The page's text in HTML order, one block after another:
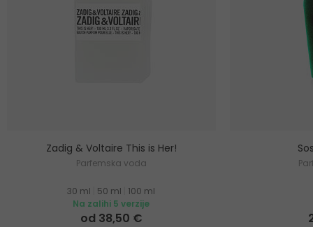
Zadig & Voltaire This is Her!
Parfemska voda
30 ml 50 ml
100 ml
Na zalihi 5 verzije
od 38,50 €